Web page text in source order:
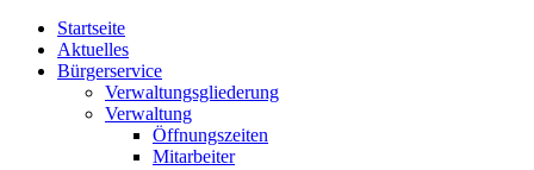
Startseite
Aktuelles
Bürgerservice
Verwaltungsgliederung
Verwaltung
Öffnungszeiten
Mitarbeiter